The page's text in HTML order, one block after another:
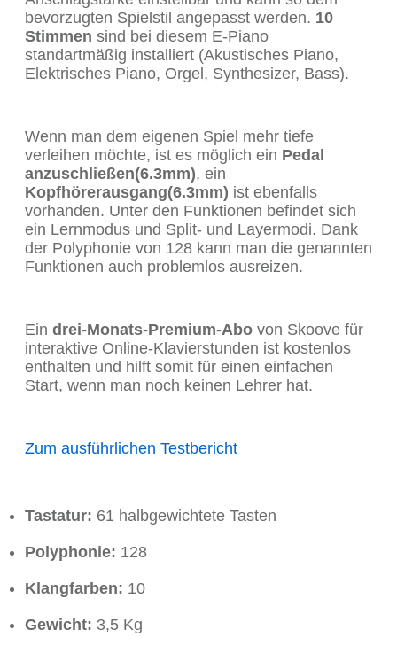
bevorzugten Spielstil angepasst werden. 10
Stimmen sind bei diesem E-Piano
standartmäßig installiert (Akustisches Piano,
Elektrisches Piano, Orgel, Synthesizer, Bass).
Wenn man dem eigenen Spiel mehr tiefe
verleihen möchte, ist es möglich ein Pedal
anzuschließen(6.3mm), ein
Kopfhörerausgang(6.3mm) ist ebenfalls
vorhanden. Unter den Funktionen befindet sich
ein Lernmodus und Split- und Layermodi. Dank
der Polyphonie von 128 kann man die genannten
Funktionen auch problemlos ausreizen.
Ein drei-Monats-Premium-Abo von Skoove für
interaktive Online-Klavierstunden ist kostenlos
enthalten und hilft somit für einen einfachen
Start, wenn man noch keinen Lehrer hat.
Zum ausführlichen Testbericht
Tastatur: 61 halbgewichtete Tasten
Polyphonie: 128
Klangfarben: 10
Gewicht: 3,5 Kg